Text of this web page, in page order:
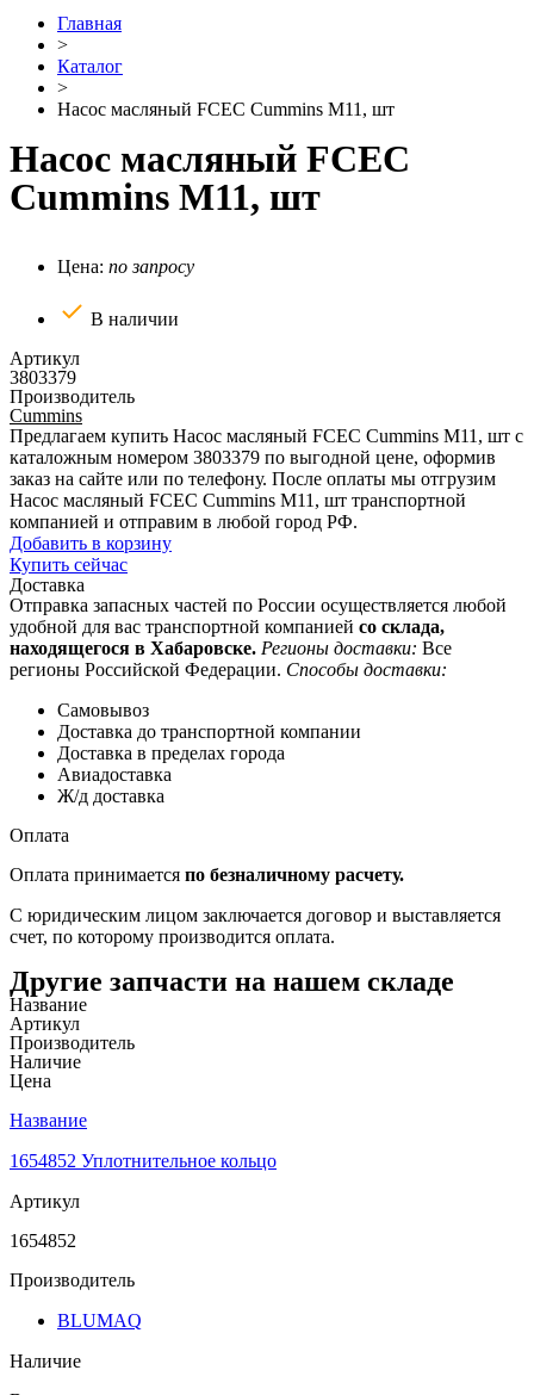
Главная
>
Каталог
>
Насос масляный FCEC Cummins М11, шт
Насос масляный FCEC
Cummins М11, шт
Цена: по запросу
В наличии
Артикул
3803379
Производитель
Cummins
Предлагаем купить Насос масляный FCEC Cummins М11, шт с
каталожным номером 3803379 по выгодной цене, оформив
заказ на сайте или по телефону. После оплаты мы отгрузим
Насос масляный FCEC Cummins М11, шт транспортной
компанией и отправим в любой город РФ.
Добавить в корзину
Купить сейчас
Доставка
Отправка запасных частей по России осуществляется любой
удобной для вас транспортной компанией со склада,
находящегося в Хабаровске. Регионы доставки: Все
регионы Российской Федерации. Способы доставки:
Самовывоз
Доставка до транспортной компании
Доставка в пределах города
Авиадоставка
Ж/д доставка
Оплата
Оплата принимается по безналичному расчету.
С юридическим лицом заключается договор и выставляется
счет, по которому производится оплата.
Другие запчасти на нашем складе
Название
Артикул
Производитель
Наличие
Цена
Название
1654852 Уплотнительное кольцо
Артикул
1654852
Производитель
BLUMAQ
Наличие